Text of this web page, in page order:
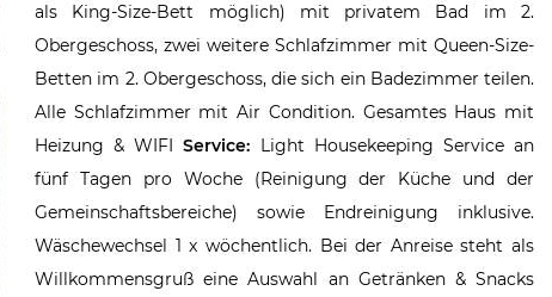
als King-Size-Bett möglich) mit privatem Bad im 2.
Obergeschoss, zwei weitere Schlafzimmer mit Queen-Size-
Betten im 2. Obergeschoss, die sich ein Badezimmer teilen.
Alle Schlafzimmer mit Air Condition. Gesamtes Haus mit
Heizung & WIFIService: Light Housekeeping Service an
fünf Tagen pro Woche (Reinigung der Küche und der
Gemeinschaftsbereiche) sowie Endreinigung inklusive.
Wäschewechsel 1 x wöchentlich. Bei der Anreise steht als
Willkommensgruß eine Auswahl an Getränken & Snacks